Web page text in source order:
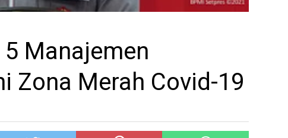
Manajemen
Zona Merah Covid-19